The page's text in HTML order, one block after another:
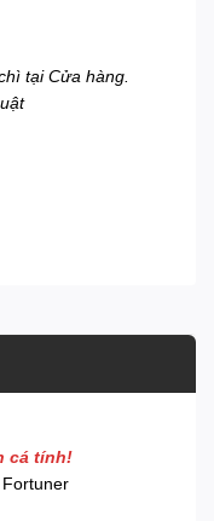
tại Cửa hàng.
cá tính!